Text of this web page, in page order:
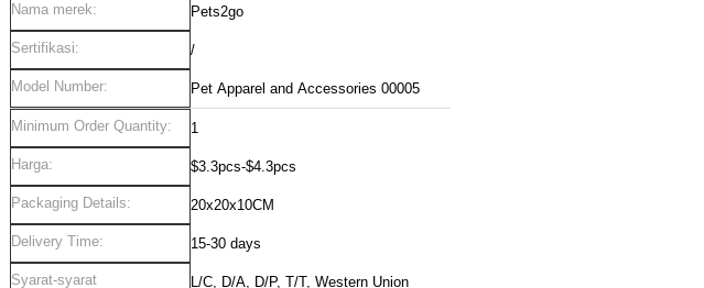
Nama merek: Pets2go
Sertifikasi: /
Model Number: Pet Apparel and Accessories 00005
Minimum Order Quantity: 1
Harga: $3.3pcs-$4.3pcs
Packaging Details: 20x20x10CM
Delivery Time: 15-30 days
Syarat-syarat
L/C, D/A, D/P, T/T, Western Union